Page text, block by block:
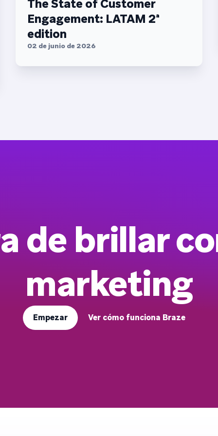
The State of Customer
Engagement: LATAM 2ª
edition
02 de junio de 2026
de brillar
marketing
Empezar Ver cómo funciona Braze